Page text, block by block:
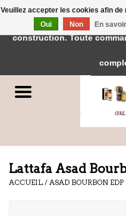
Parfums
Lattafa Asad
ACCUEIL / ASAD BOURBON
Veuillez accepter les cookies afin
Oui
Non En
← Retour à l'interface
construction. Toute